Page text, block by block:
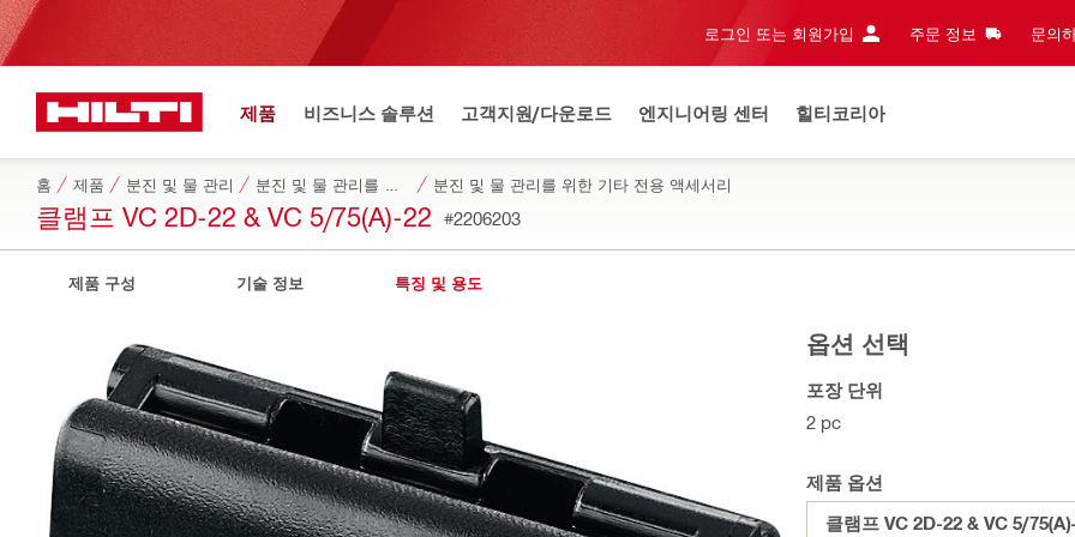
로그인 또는 회원가입 주문 정보 문의
제품 비즈니스 솔루션 고객지원/다운로드 엔지니어링 센터 힐티코리아
홈 제품 분진 및 물 관리 분진 및 물 관리를 위한 기타 전용 액세서리
클램프 VC 2D-22 & VC 5/75(A)-22 #2206203
제품 구성 기술 정보 특징 및 용도
옵션 선택
포장 단위
2 pc
제품 옵션
클램프 VC 2D-22 & VC 5/